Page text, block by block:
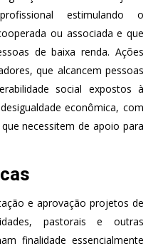
estimulando o
ou associada e que
de baixa renda. Ações
que alcancem pessoas
social expostos à
econômica, com
necessitem de apoio para
e aprovação projetos de
pastorais e outras
finalidade essencialmente